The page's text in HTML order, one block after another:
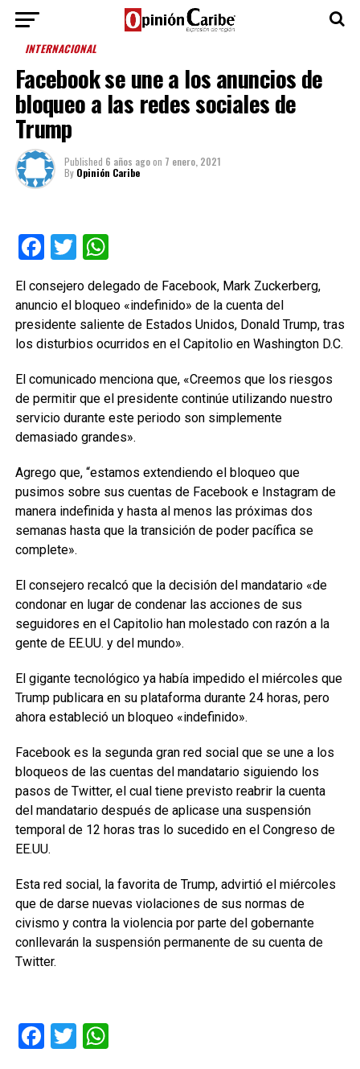
INTERNACIONAL
Facebook se une a los anuncios de
bloqueo a las redes sociales de
Trump
Published 6 años agoon 7 enero, 2021
By Opinión Caribe
Facebook
TwitterWhatsApp
El consejero delegado de Facebook, Mark Zuckerberg,
anuncio el bloqueo «indefinido» de la cuenta del
presidente saliente de Estados Unidos, Donald Trump, tras
los disturbios ocurridos en el Capitolio en Washington D.C.
El comunicado menciona que, «Creemos que los riesgos
de permitir que el presidente continúe utilizando nuestro
servicio durante este periodo son simplemente
demasiado grandes».
Agrego que, “estamos extendiendo el bloqueo que
pusimos sobre sus cuentas de Facebook e Instagram de
manera indefinida y hasta al menos las próximas dos
semanas hasta que la transición de poder pacífica se
complete».
El consejero recalcó que la decisión del mandatario «de
condonar en lugar de condenar las acciones de sus
seguidores en el Capitolio han molestado con razón a la
gente de EE.UU. y del mundo».
El gigante tecnológico ya había impedido el miércoles que
Trump publicara en su plataforma durante 24 horas, pero
ahora estableció un bloqueo «indefinido».
Facebook es la segunda gran red social que se une a los
bloqueos de las cuentas del mandatario siguiendo los
pasos de Twitter, el cual tiene previsto reabrir la cuenta
del mandatario después de aplicase una suspensión
temporal de 12 horas tras lo sucedido en el Congreso de
EE.UU.
Esta red social, la favorita de Trump, advirtió el miércoles
que de darse nuevas violaciones de sus normas de
civismo y contra la violencia por parte del gobernante
conllevarán la suspensión permanente de su cuenta de
Twitter.
Facebook
TwitterWhatsApp